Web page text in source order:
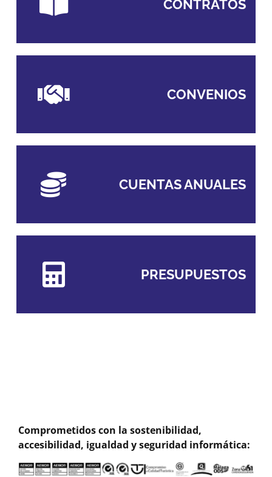
CONTRATOS
CONVENIOS
CUENTAS ANUALES
PRESUPUESTOS
Comprometidos con la sostenibilidad,
accesibilidad, igualdad y seguridad informática: